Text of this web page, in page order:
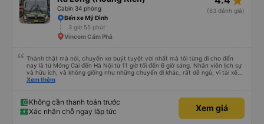
Cabin 34 phòng
(83 đánh giá)
Bến xe Mỹ Đình
3 giờ 55 phút
Vincom Cẩm Phả
Thành thật mà nói, chuyến xe buýt tuyệt vời nhất mà tôi từng đi cho đến
nay là từ Móng Cái đến Hà Nội từ 11 giờ tối đến 6 giờ sáng. Nhân viên lịch sự
và hữu ích, và không giống như những chuyến đi khác, rất dễ ngủ, vì tài xế
không liên tục bóp còi. Tôi thức dậy lúc 4:30 sáng để kịp đi vệ sinh, và các
giày và ba lô của mình. Cổng USB hoạt động và với gói cước 8 gb/ngày của
Viettel, tôi có rất nhiều thứ để giải trí. Nước được cung cấp và điểm trừ thực
sự duy nhất là một bà cô ồn ào đang nói chuyện điện thoại. (không có nhiều
Xem thêm
Không cần thanh toán trước
Xác nhận chỗ ngay lập tức
Xem giá